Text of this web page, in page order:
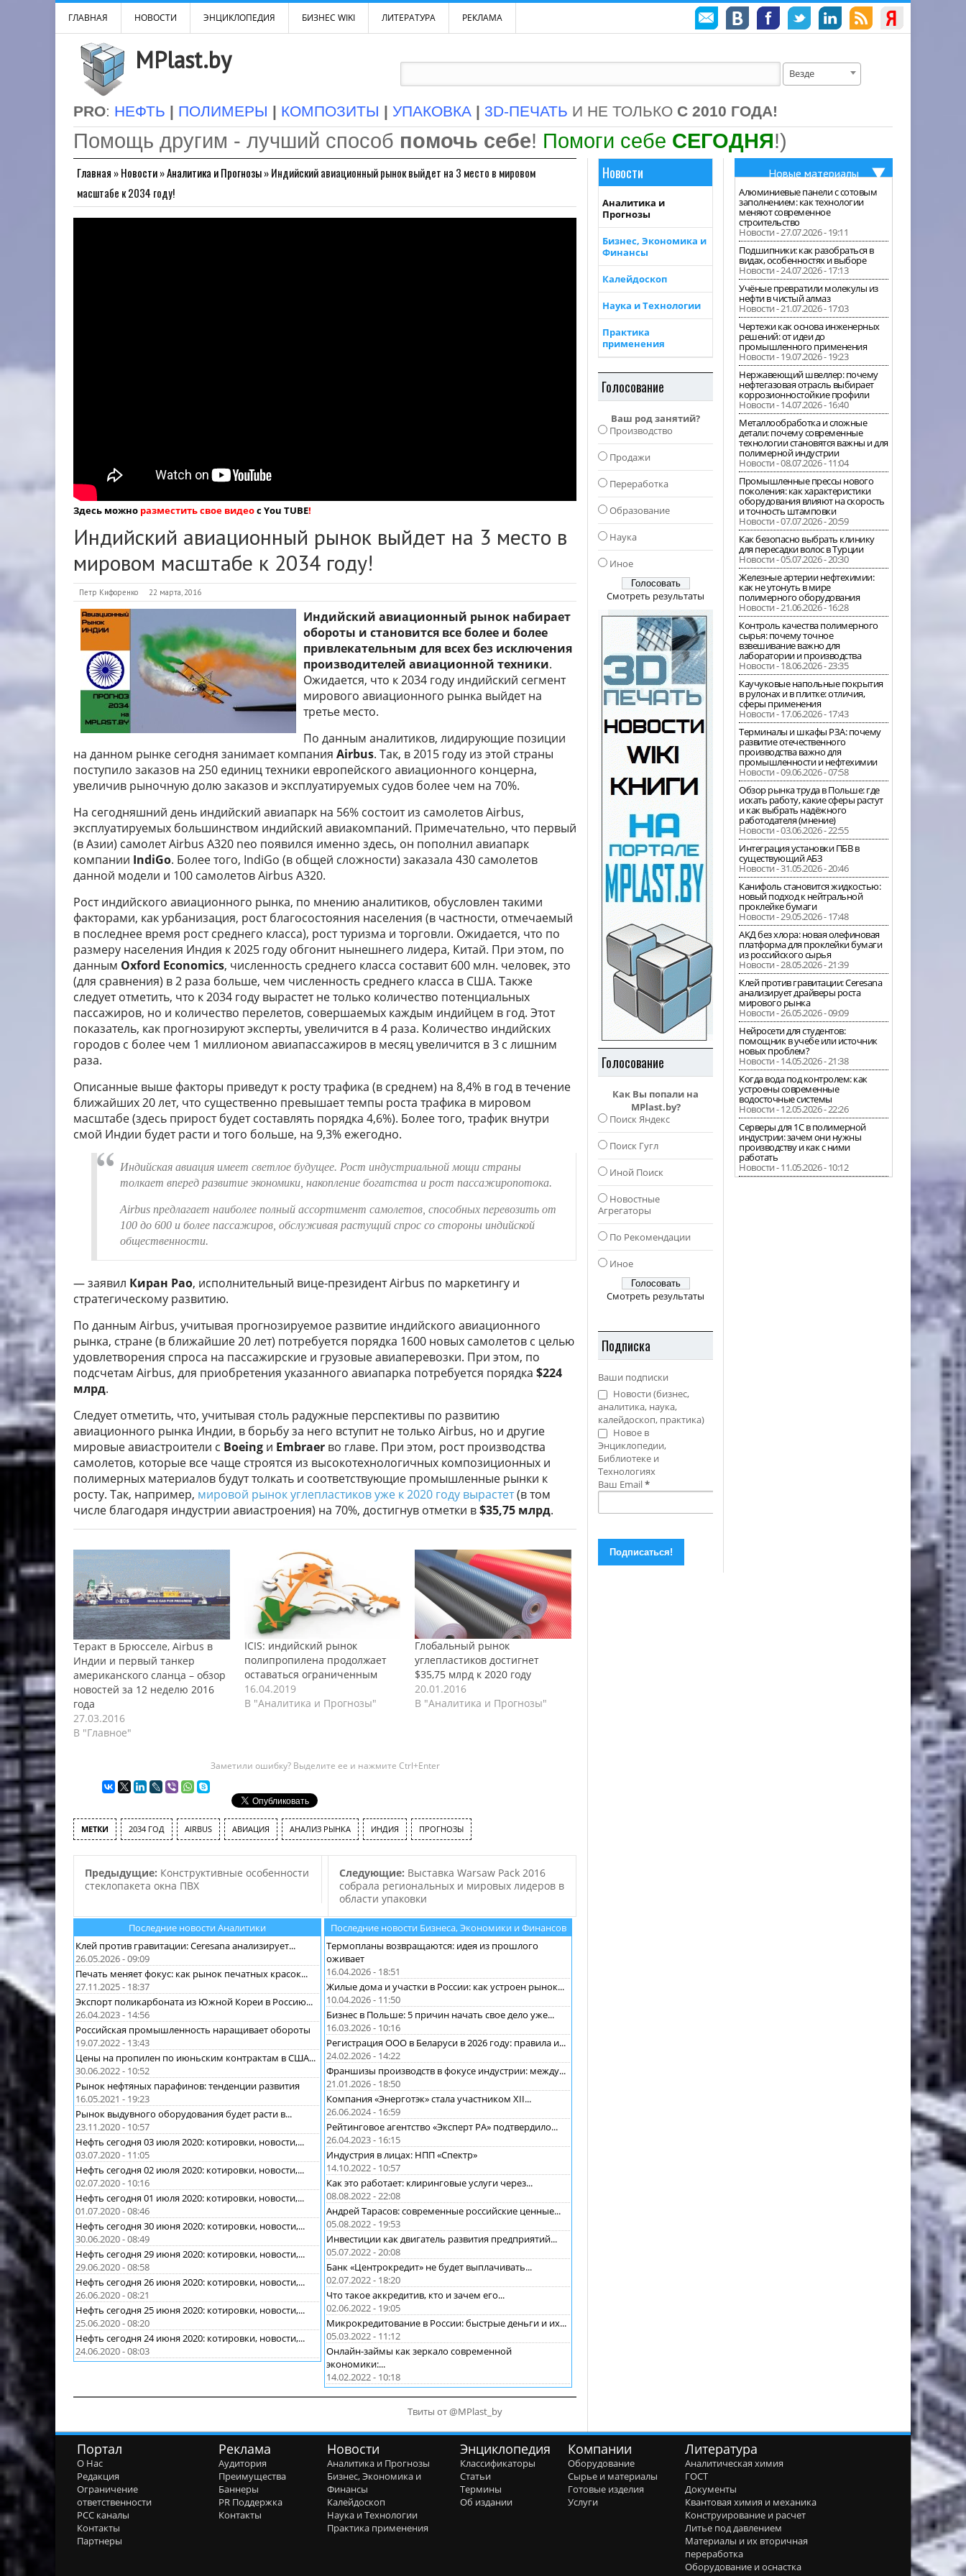
ГЛАВНАЯ НОВОСТИ ЭНЦИКЛОПЕДИЯ БИЗНЕС WIKI ЛИТЕРАТУРА РЕКЛАМА
MPlast.by Везде
PRO: НЕФТЬ | ПОЛИМЕРЫ | КОМПОЗИТЫ | УПАКОВКА | 3D-ПЕЧАТЬ И НЕ ТОЛЬКО С 2010 ГОДА!
Помощь другим - лучший способ помочь себе! Помоги себе СЕГОДНЯ!)
Главная »Новости»Аналитика и Прогнозы»Индийский авиационный рынок выйдет на 3 место в мировом
масштабе к 2034 году!
Здесь можно разместить свое видеос You TUBE!
Индийский авиационный рынок выйдет на 3 место в
мировом масштабе к 2034 году!
Петр Кифоренко 22 марта, 2016
Индийский авиационный рынок набирает
обороты и становится все более и более
привлекательным для всех без исключения
производителей авиационной техники.
Ожидается, что к 2034 году индийский сегмент
мирового авиационного рынка выйдет на
третье место.
По данным аналитиков, лидирующие позиции
на данном рынке сегодня занимает компания Airbus. Так, в 2015 году из этой страны
поступило заказов на 250 единиц техники европейского авиационного концерна,
увеличив рыночную долю заказов и эксплуатируемых судов более чем на 70%.
На сегодняшний день индийский авиапарк на 56% состоит из самолетов Airbus,
эксплуатируемых большинством индийский авиакомпаний. Примечательно, что первый
(в Азии) самолет Airbus A320 neo появился именно здесь, он пополнил авиапарк
компании IndiGo. Более того, IndiGo (в общей сложности) заказала 430 самолетов
данной модели и 100 самолетов Airbus A320.
Рост индийского авиационного рынка, по мнению аналитиков, обусловлен такими
факторами, как урбанизация, рост благосостояния населения (в частности, отмечаемый
в последнее время рост среднего класса), рост туризма и торговли. Ожидается, что по
размеру населения Индия к 2025 году обгонит нынешнего лидера, Китай. При этом, по
данным Oxford Economics, численность среднего класса составит 600 млн. человек, это
(для сравнения) в 2 раза больше, чем численность среднего класса в США. Также
следует отметить, что к 2034 году вырастет не только количество потенциальных
пассажиров, но и количество перелетов, совершаемых каждым индийцем в год. Этот
показатель, как прогнозируют эксперты, увеличится в 4 раза. Количество индийских
городов с более чем 1 миллионом авиапассажиров в месяц увеличится в 3 с лишним
раза.
Описанные выше факторы приведут к росту трафика (в среднем) на 8,4% в год в течение
ближайших 20 лет, что существенно превышает темпы роста трафика в мировом
масштабе (здесь прирост будет составлять порядка 4,6%). Более того, трафик внутри
смой Индии будет расти и того больше, на 9,3% ежегодно.
Индийская авиация имеет светлое будущее. Рост индустриальной мощи страны
толкает вперед развитие экономики, накопление богатства и рост пассажиропотока.
Airbus предлагает наиболее полный ассортимент самолетов, способных перевозить от
100 до 600 и более пассажиров, обслуживая растущий спрос со стороны индийской
общественности.
— заявил Киран Рао, исполнительный вице-президент Airbus по маркетингу и
стратегическому развитию.
По данным Airbus, учитывая прогнозируемое развитие индийского авиационного
рынка, стране (в ближайшие 20 лет) потребуется порядка 1600 новых самолетов с целью
удовлетворения спроса на пассажирские и грузовые авиаперевозки. При этом, по
подсчетам Airbus, для приобретения указанного авиапарка потребуется порядка $224
млрд.
Следует отметить, что, учитывая столь радужные перспективы по развитию
авиационного рынка Индии, в борьбу за него вступит не только Airbus, но и другие
мировые авиастроители с Boeing и Embraer во главе. При этом, рост производства
самолетов, которые все чаще строятся из высокотехнологичных композиционных и
полимерных материалов будут толкать и соответствующие промышленные рынки к
росту. Так, например, мировой рынок углепластиков уже к 2020 году вырастет(в том
числе благодаря индустрии авиастроения) на 70%, достигнув отметки в$35,75 млрд.
Теракт в Брюсселе, Airbus в
Индии и первый танкер
американского сланца – обзор
новостей за 12 неделю 2016
года
27.03.2016
В "Главное"
ICIS: индийский рынок
полипропилена продолжает
оставаться ограниченным
16.04.2019
В "Аналитика и Прогнозы"
Глобальный рынок
углепластиков достигнет
$35,75 млрд к 2020 году
20.01.2016
В "Аналитика и Прогнозы"
Заметили ошибку? Выделите ее и нажмите Ctrl+Enter
МЕТКИ 2034 ГОД AIRBUS АВИАЦИЯ АНАЛИЗ РЫНКА ИНДИЯ ПРОГНОЗЫ
Предыдущие: Конструктивные особенности
стеклопакета окна ПВХ
Следующие: Выставка Warsaw Pack 2016
собрала региональных и мировых лидеров в
области упаковки
Последние новости Аналитики
Клей против гравитации: Ceresana анализирует...
26.05.2026 - 09:09
Печать меняет фокус: как рынок печатных красок...
27.11.2025 - 18:37
Экспорт поликарбоната из Южной Кореи в Россию...
26.04.2023 - 14:56
Российская промышленность наращивает обороты
19.07.2022 - 13:43
Цены на пропилен по июньским контрактам в США...
30.06.2022 - 10:52
Рынок нефтяных парафинов: тенденции развития
16.05.2021 - 19:23
Рынок выдувного оборудования будет расти в...
23.11.2020 - 10:57
Нефть сегодня 03 июля 2020: котировки, новости,...
03.07.2020 - 11:05
Нефть сегодня 02 июля 2020: котировки, новости,...
02.07.2020 - 10:16
Нефть сегодня 01 июля 2020: котировки, новости,...
01.07.2020 - 08:46
Нефть сегодня 30 июня 2020: котировки, новости,...
30.06.2020 - 08:49
Нефть сегодня 29 июня 2020: котировки, новости,...
29.06.2020 - 08:58
Нефть сегодня 26 июня 2020: котировки, новости,...
26.06.2020 - 08:21
Нефть сегодня 25 июня 2020: котировки, новости,...
25.06.2020 - 08:20
Нефть сегодня 24 июня 2020: котировки, новости,...
24.06.2020 - 08:03
Последние новости Бизнеса, Экономики и Финансов
Термопланы возвращаются: идея из прошлого
оживает
16.04.2026 - 18:51
Жилые дома и участки в России: как устроен рынок...
10.04.2026 - 11:50
Бизнес в Польше: 5 причин начать свое дело уже...
16.03.2026 - 10:16
Регистрация ООО в Беларуси в 2026 году: правила и...
24.02.2026 - 14:22
Франшизы производств в фокусе индустрии: между...
21.01.2026 - 18:50
Компания «Энерготэк» стала участником XII...
26.06.2024 - 16:59
Рейтинговое агентство «Эксперт РА» подтвердило...
26.04.2023 - 16:15
Индустрия в лицах: НПП «Спектр»
14.10.2022 - 10:57
Как это работает: клиринговые услуги через...
08.08.2022 - 22:08
Андрей Тарасов: современные российские ценные...
05.08.2022 - 19:53
Инвестиции как двигатель развития предприятий...
05.07.2022 - 20:08
Банк «Центрокредит» не будет выплачивать...
02.07.2022 - 18:20
Что такое аккредитив, кто и зачем его...
02.06.2022 - 19:05
Микрокредитование в России: быстрые деньги и их...
05.03.2022 - 11:12
Онлайн-займы как зеркало современной
экономики:...
14.02.2022 - 10:18
Твиты от @MPlast_by
Новости
Аналитика и
Прогнозы
Бизнес, Экономика и
Финансы
Калейдоскоп
Наука и Технологии
Практика
применения
Голосование
Ваш род занятий?
Производство
Продажи
Переработка
Образование
Наука
Иное
Смотреть результаты
Голосование
Как Вы попали на
MPlast.by?
Поиск Яндекс
Поиск Гугл
Иной Поиск
Новостные
Агрегаторы
По Рекомендации
Иное
Смотреть результаты
Подписка
Ваши подписки
Новости (бизнес,
аналитика, наука,
калейдоскоп, практика)
Новое в
Энциклопедии,
Библиотеке и
Технологиях
Ваш Email*
Новые материалы
Алюминиевые панели с сотовым
заполнением: как технологии
меняют современное
строительство
Новости - 27.07.2026 - 19:11
Подшипники: как разобраться в
видах, особенностях и выборе
Новости - 24.07.2026 - 17:13
Учёные превратили молекулы из
нефти в чистый алмаз
Новости - 21.07.2026 - 17:03
Чертежи как основа инженерных
решений: от идеи до
промышленного применения
Новости - 19.07.2026 - 19:23
Нержавеющий швеллер: почему
нефтегазовая отрасль выбирает
коррозионностойкие профили
Новости - 14.07.2026 - 16:40
Металлообработка и сложные
детали: почему современные
технологии становятся важны и для
полимерной индустрии
Новости - 08.07.2026 - 11:04
Промышленные прессы нового
поколения: как характеристики
оборудования влияют на скорость
и точность штамповки
Новости - 07.07.2026 - 20:59
Как безопасно выбрать клинику
для пересадки волос в Турции
Новости - 05.07.2026 - 20:30
Железные артерии нефтехимии:
как не утонуть в мире
полимерного оборудования
Новости - 21.06.2026 - 16:28
Контроль качества полимерного
сырья: почему точное
взвешивание важно для
лаборатории и производства
Новости - 18.06.2026 - 23:35
Каучуковые напольные покрытия
в рулонах и в плитке: отличия,
сферы применения
Новости - 17.06.2026 - 17:43
Терминалы и шкафы РЗА: почему
развитие отечественного
производства важно для
промышленности и нефтехимии
Новости - 09.06.2026 - 07:58
Обзор рынка труда в Польше: где
искать работу, какие сферы растут
и как выбрать надёжного
работодателя (мнение)
Новости - 03.06.2026 - 22:55
Интеграция установки ПБВ в
существующий АБЗ
Новости - 31.05.2026 - 20:46
Канифоль становится жидкостью:
новый подход к нейтральной
проклейке бумаги
Новости - 29.05.2026 - 17:48
АКД без хлора: новая олефиновая
платформа для проклейки бумаги
из российского сырья
Новости - 28.05.2026 - 21:39
Клей против гравитации: Ceresana
анализирует драйверы роста
мирового рынка
Новости - 26.05.2026 - 09:09
Нейросети для студентов:
помощник в учебе или источник
новых проблем?
Новости - 14.05.2026 - 21:38
Когда вода под контролем: как
устроены современные
водосточные системы
Новости - 12.05.2026 - 22:26
Серверы для 1С в полимерной
индустрии: зачем они нужны
производству и как с ними
работать
Новости - 11.05.2026 - 10:12
Портал
О Нас
Редакция
Ограничение
ответственности
РСС каналы
Контакты
Партнеры
Реклама
Аудитория
Преимущества
Баннеры
PR Поддержка
Контакты
Новости
Аналитика и Прогнозы
Бизнес, Экономика и
Финансы
Калейдоскоп
Наука и Технологии
Практика применения
Энциклопедия
Классификаторы
Статьи
Термины
Об издании
Компании
Оборудование
Сырье и материалы
Готовые изделия
Услуги
Литература
Аналитическая химия
ГОСТ
Документы
Квантовая химия и механика
Конструирование и расчет
Литье под давлением
Материалы и их вторичная
переработка
Оборудование и оснастка